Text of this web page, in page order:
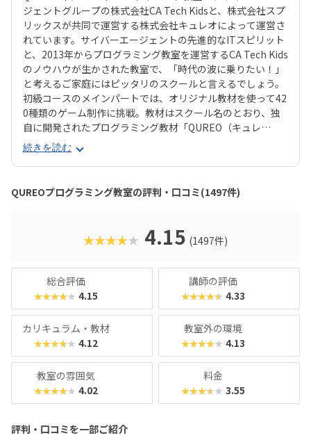
ジェントグループの株式会社CA Tech Kidsと、株式会社スプ
リックスが共同で運営する株式会社キュレオによって運営さ
れています。サイバーエージェントの先進的なITスピリット
と、2013年からプログラミング教室を運営するCA Tech Kids
のノウハウが生かされた教室で、「時代の波に乗りたい！」
と考えるご家庭にはピッタリのスクールと言えるでしょう。
初級コースのメインパートでは、オリジナル教材を使って42
0種類のゲーム制作に挑戦。教材はスクール名のとおり、独
自に開発されたプログラミング教材「QUREO（キュレ
オ）」です。スマホゲームのような感覚でサクサク進められ
るのに、本格的な内容が学べるのが魅力。子どもにとっても
「やらされている感」がないので、楽しくゲームをクリアし
ていくようなペースでどんどん学習を進めていけます。教材
のデザイン性も高く、実際にスマホゲーム開発で使用されて
クに慣れている今の子どもでも、「安っぽい」「子どもっぽ
い」と思わず勉強に取り組めるでしょう。学習結果は通信簿
続きを読む
QUREOプログラミング教室の評判・口コミ(1497件)
★★★★★ 4.15 (1497件)
総合評価
★★★★★ 4.15
講師の評価
★★★★★ 4.33
カリキュラム・教材
★★★★★ 4.12
教室外の環境
★★★★★ 4.13
教室の雰囲気
★★★★★ 4.02
料金
★★★★★ 3.55
評判・口コミを一部ご紹介